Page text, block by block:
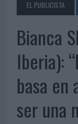
EL PUBLICISTA
Bianca
Iberia):
basa en
ser una